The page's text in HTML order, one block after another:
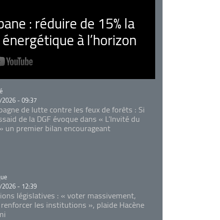
: réduire de 15% la
à l’horizon
- 09:37
de lutte contre les feux de forêts : Si
de la DGF évoque dans « L'Invité du
un premier bilan encourageant
- 12:39
législatives : « voter massivement,
les institutions », plaide Hacène